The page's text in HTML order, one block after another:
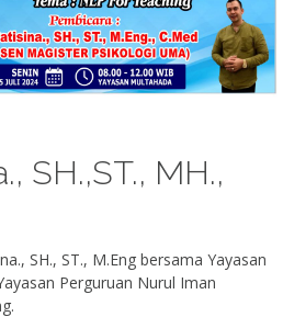
SH.,ST., MH.,
SH., ST., M.Eng bersama Yayasan
Perguruan Nurul Iman